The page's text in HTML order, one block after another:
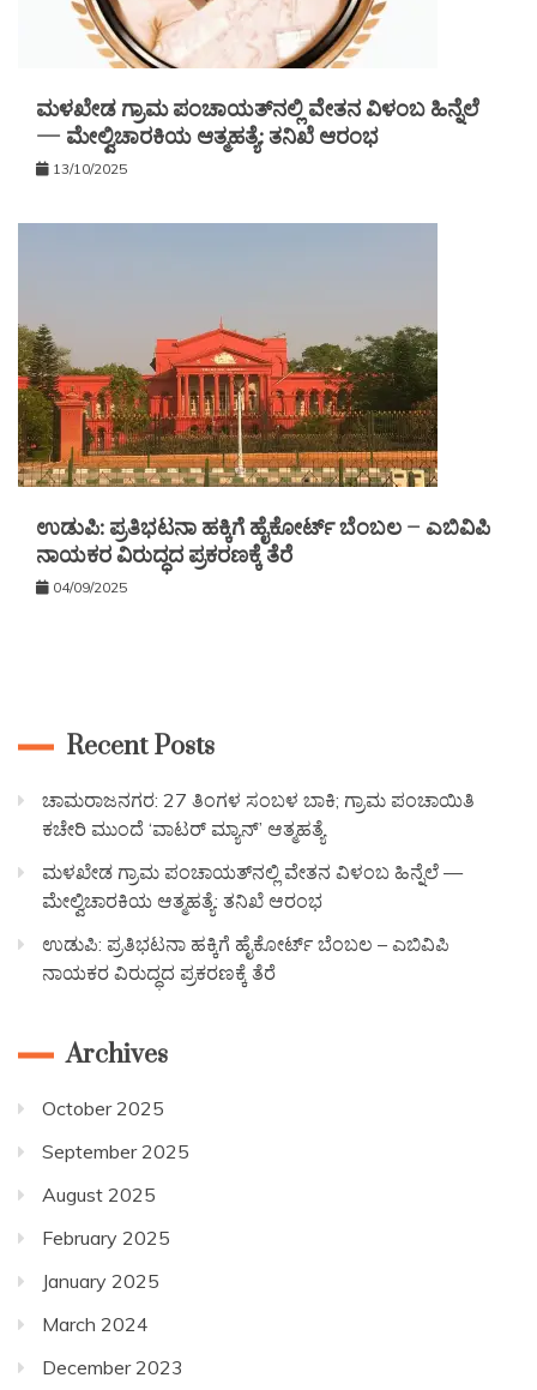
ಮಳಖೇಡ ಗ್ರಾಮ ಪಂಚಾಯತ್‌ನಲ್ಲಿ ವೇತನ ವಿಳಂಬ ಹಿನ್ನೆಲೆ
— ಮೇಲ್ವಿಚಾರಕಿಯ ಆತ್ಮಹತ್ಯೆ: ತನಿಖೆ ಆರಂಭ
13/10/2025
ಉಡುಪಿ: ಪ್ರತಿಭಟನಾ ಹಕ್ಕಿಗೆ ಹೈಕೋರ್ಟ್ ಬೆಂಬಲ – ಎಬಿವಿಪಿ
ನಾಯಕರ ವಿರುದ್ಧದ ಪ್ರಕರಣಕ್ಕೆ ತೆರೆ
04/09/2025
Recent Posts
ಚಾಮರಾಜನಗರ: 27 ತಿಂಗಳ ಸಂಬಳ ಬಾಕಿ; ಗ್ರಾಮ ಪಂಚಾಯಿತಿ
ಕಚೇರಿ ಮುಂದೆ ‘ವಾಟರ್ ಮ್ಯಾನ್’ ಆತ್ಮಹತ್ಯೆ
ಮಳಖೇಡ ಗ್ರಾಮ ಪಂಚಾಯತ್‌ನಲ್ಲಿ ವೇತನ ವಿಳಂಬ ಹಿನ್ನೆಲೆ —
ಮೇಲ್ವಿಚಾರಕಿಯ ಆತ್ಮಹತ್ಯೆ: ತನಿಖೆ ಆರಂಭ
ಉಡುಪಿ: ಪ್ರತಿಭಟನಾ ಹಕ್ಕಿಗೆ ಹೈಕೋರ್ಟ್ ಬೆಂಬಲ – ಎಬಿವಿಪಿ
ನಾಯಕರ ವಿರುದ್ಧದ ಪ್ರಕರಣಕ್ಕೆ ತೆರೆ
Archives
October 2025
September 2025
August 2025
February 2025
January 2025
March 2024
December 2023